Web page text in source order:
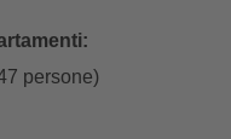
persone)